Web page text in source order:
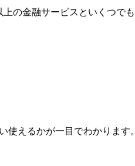
の金融サービスといくつでも
えるかが一目でわかります。